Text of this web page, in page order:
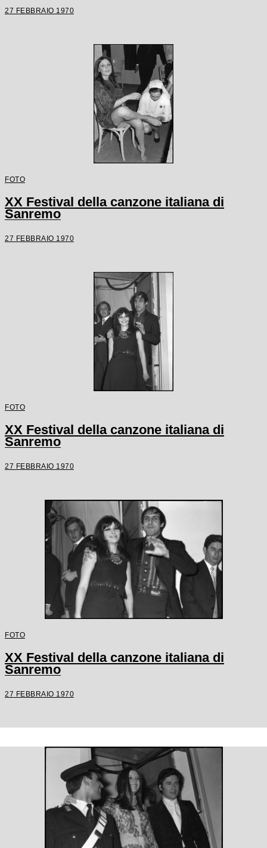
27 FEBBRAIO 1970
FOTO
XX Festival della canzone italiana di
Sanremo
27 FEBBRAIO 1970
FOTO
XX Festival della canzone italiana di
Sanremo
27 FEBBRAIO 1970
FOTO
XX Festival della canzone italiana di
Sanremo
27 FEBBRAIO 1970